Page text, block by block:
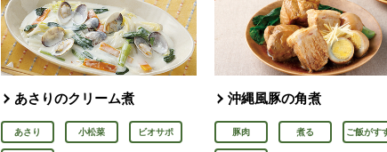
あさりのクリーム煮
あさり 小松菜 ビオサポ
沖縄風豚の角煮
豚肉 煮る ご飯がす